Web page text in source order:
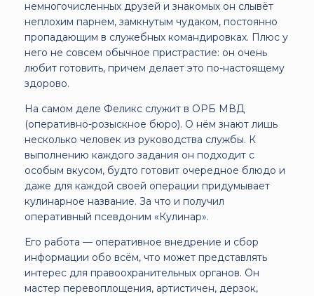
немногочисленных друзей и знакомых он слывёт
неплохим парнем, замкнутым чудаком, постоянно
пропадающим в служебных командировках. Плюс у
него не совсем обычное пристрастие: он очень
любит готовить, причем делает это по-настоящему
здорово.
На самом деле Феликс служит в ОРБ МВД
(оперативно-розыскное бюро). О нём знают лишь
несколько человек из руководства службы. К
выполнению каждого задания он подходит с
особым вкусом, будто готовит очередное блюдо и
даже для каждой своей операции придумывает
кулинарное название. За что и получил
оперативный псевдоним «Кулинар».
Его работа — оперативное внедрение и сбор
информации обо всём, что может представлять
интерес для правоохранительных органов. Он
мастер перевоплощения, артистичен, дерзок,